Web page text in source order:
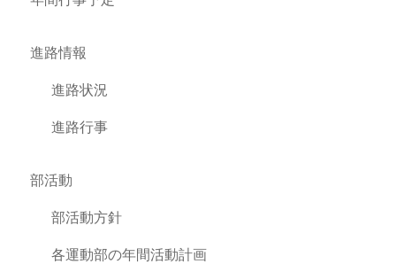
進路情報
進路状況
進路行事
部活動
部活動方針
各運動部の年間活動計画